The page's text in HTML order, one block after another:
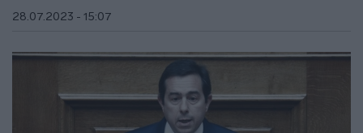
28.07.2023 - 15:07